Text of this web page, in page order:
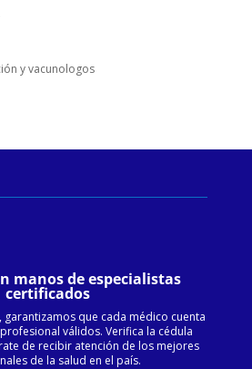
y vacunologos
manos de especialistas
certificados
que cada médico cuenta
válidos. Verifica la cédula
de recibir atención de los mejores
de la salud en el país.